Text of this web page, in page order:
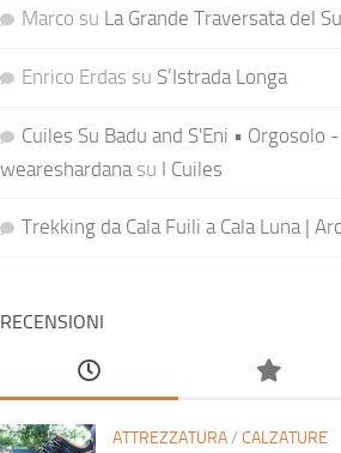
Marco su La Grande Traversata del
Enrico Erdas su S’Istrada Longa
Cuiles Su Badu and S'Eni • Orgosolo
weareshardana su I Cuiles
Trekking da Cala Fuili a Cala Luna |
RECENSIONI
ATTREZZATURA/ CALZATURE